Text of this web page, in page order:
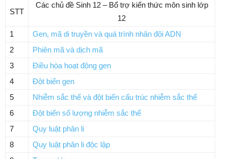
STT
Các chủ đề Sinh 12 – Bổ trợ kiến thức môn sinh lớp
12
1
Gen, mã di truyền và quá trình nhân đôi ADN
2
Phiên mã và dịch mã
3
Điều hòa hoạt động gen
4
Đột biến gen
5
Nhiễm sắc thể và đột biến cấu trúc nhiễm sắc thể
6
Đột biến số lượng nhiễm sắc thể
7
Quy luật phân li
8
Quy luật phân li độc lập